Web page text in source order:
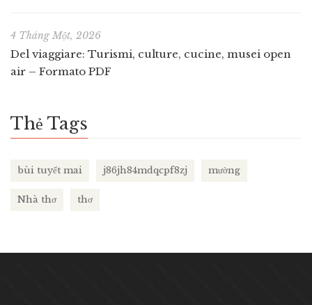
4 Tháng Một, 2026
Del viaggiare: Turismi, culture, cucine, musei open
air – Formato PDF
Thẻ Tags
bùi tuyết mai j86jh84mdqcpf8zj mường
Nhà thơ thơ